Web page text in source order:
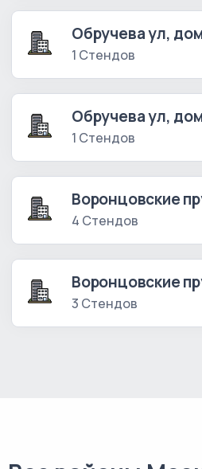
Обручева ул,
1 Стендов
Обручева ул,
1 Стендов
Воронцовские
4 Стендов
Воронцовские
3 Стендов